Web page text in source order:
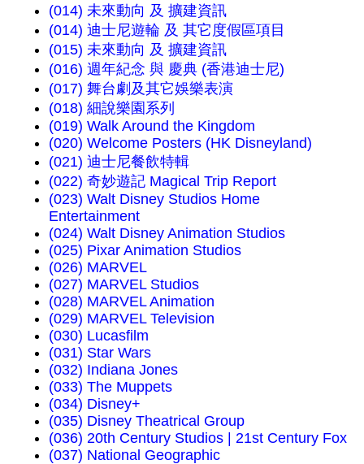
(014) 未來動向 及 擴建資訊
(014) 迪士尼遊輪 及 其它度假區項目
(015) 未來動向 及 擴建資訊
(016) 週年紀念 與 慶典 (香港迪士尼)
(017) 舞台劇及其它娛樂表演
(018) 細說樂園系列
(019) Walk Around the Kingdom
(020) Welcome Posters (HK Disneyland)
(021) 迪士尼餐飲特輯
(022) 奇妙遊記 Magical Trip Report
(023) Walt Disney Studios Home
Entertainment
(024) Walt Disney Animation Studios
(025) Pixar Animation Studios
(026) MARVEL
(027) MARVEL Studios
(028) MARVEL Animation
(029) MARVEL Television
(030) Lucasfilm
(031) Star Wars
(032) Indiana Jones
(033) The Muppets
(034) Disney+
(035) Disney Theatrical Group
(036) 20th Century Studios | 21st Century Fox
(037) National Geographic